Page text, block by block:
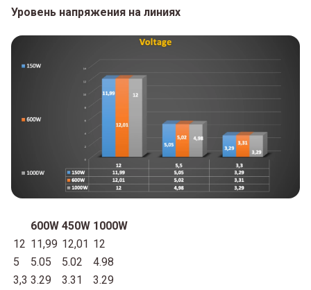
Уровень напряжения на линиях
600W 450W 1000W
12 11,99 12,01 12
5
5.05 5.02
4.98
3,3 3.29 3.31
3.29